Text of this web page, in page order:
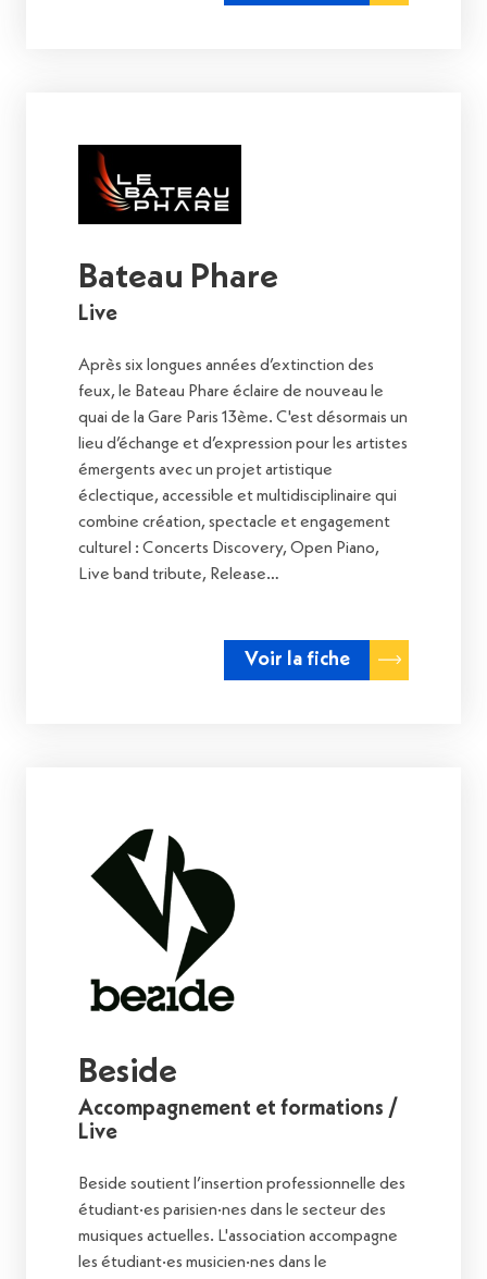
Bateau Phare
Live
Après six longues années d’extinction des
feux, le Bateau Phare éclaire de nouveau le
quai de la Gare Paris 13ème. C'est désormais un
lieu d’échange et d’expression pour les artistes
émergents avec un projet artistique
éclectique, accessible et multidisciplinaire qui
combine création, spectacle et engagement
culturel : Concerts Discovery, Open Piano,
Live band tribute, Release…
Voir la fiche
Beside
Accompagnement et formations /
Live
Beside soutient l’insertion professionnelle des
étudiant·es parisien·nes dans le secteur des
musiques actuelles. L'association accompagne
les étudiant·es musicien·nes dans le